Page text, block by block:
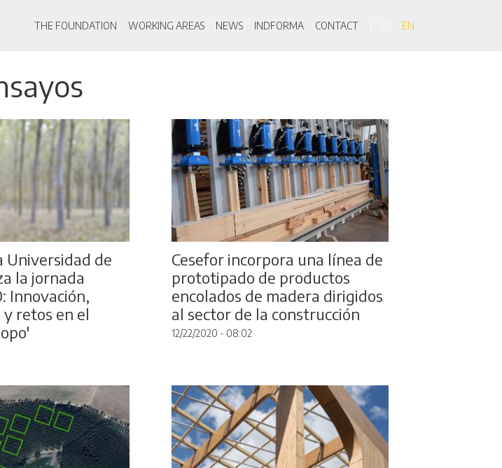
to
main
content
Main navigation
THE FOUNDATION WORKING AREAS NEWS INDFORMA CONTACT EN
Universidad de
la jornada
Innovación,
retos en el
Cesefor incorpora una línea de
prototipado de productos
encolados de madera dirigidos
al sector de la construcción
12/22/2020 - 08:02